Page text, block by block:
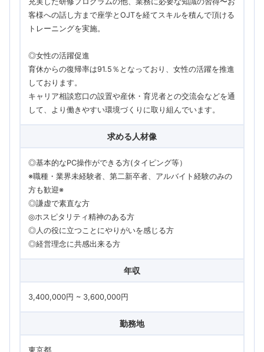
客様への話し方まで座学とOJTを経てスキルを積んで頂ける
トレーニングを実施。
◎女性の活躍促進
育休からの復帰率は91.5％となっており、女性の活躍を推進
しております。
キャリア相談窓口の設置や産休・育児者との交流会などを通
して、より働きやすい環境づくりに取り組んでいます。
求める人材像
◎基本的なPC操作ができる方(タイピング等）
※職種・業界未経験者、第二新卒者、アルバイト経験のみの
方も歓迎※
◎謙虚で素直な方
◎ホスピタリティ精神のある方
◎人の役に立つことにやりがいを感じる方
◎経営理念に共感出来る方
年収
3,400,000円 ~ 3,600,000円
勤務地
東京都